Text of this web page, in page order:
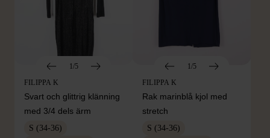
1/5
FILIPPA K
Svart och glittrig klänning
med 3/4 dels ärm
S (34-36)
1/5
FILIPPA K
Rak marinblå kjol med
stretch
S (34-36)